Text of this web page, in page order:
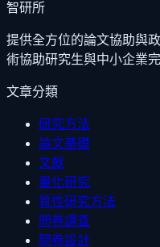
智研所
提供全方位的論文協助與
術協助研究生與中小企業
文章分類
研究方法
論文基礎
文獻
量化研究
質性研究方法
問卷調查
問卷設計